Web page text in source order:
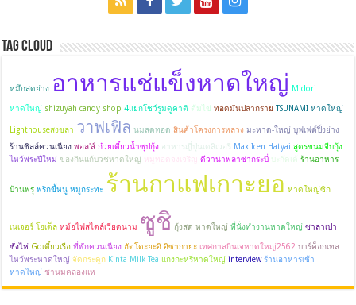
Tag Cloud
หมึกสดย่าง อาหารแช่แข็งหาดใหญ่ Midori
หาดใหญ่ shizuyah candy shop 4แยกโชว์รูมดูคาติ ต้มไข่ ทอดมันปลากราย TSUNAMI หาดใหญ่
Lighthouseสงขลา วาฟเฟิล นมสดทอด สินค้าโครงการหลวง มะหาด-ใหญ่ บุฟเฟต์ปิ้งย่าง
ร้านชิลล์ควนเนียง พอล'ส์ ก๋วยเตี๋ยวน้ำซุปกุ้ง อาหารญี่ปุ่นเดลิเวอรี่ Max Icen Hatyai สูตรขนมจีบกุ้ง
ไหว้พระปีใหม่ ของกินแก้บวชหาดใหญ่ หมูทอดจงเจริญ ดีวาน่าพลาซ่ากระบี่ บะก๊ดเต้ ร้านอาหาร
บ้านพรุ พริกขี้หนู หมูกระทะ ร้านกาแฟเกาะยอ หาดใหญ่ซิก
เนเจอร์ โฮเต็ล หม้อไฟสไตล์เวียดนาม ซูชิ กุ้งสด หาดใหญ่ ที่นั่งทำงานหาดใหญ่ ซาลาเปา
ซั่งไห่ Goเตี๋ยวเรือ ที่พักควนเนียง ฮัตโตะยะอิ อิซากายะ เทศกาลกินเจหาดใหญ่2562 บาร์ค็อกเทล
ไหว้พระหาดใหญ่ จัดกระดูก Kinta Milk Tea แกงกะหรี่หาดใหญ่ interview ร้านอาหารเช้า
หาดใหญ่ ชานมคลองแห